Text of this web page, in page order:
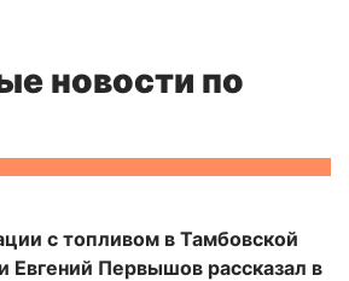
новости по
с топливом в Тамбовской
Евгений Первышов рассказал в